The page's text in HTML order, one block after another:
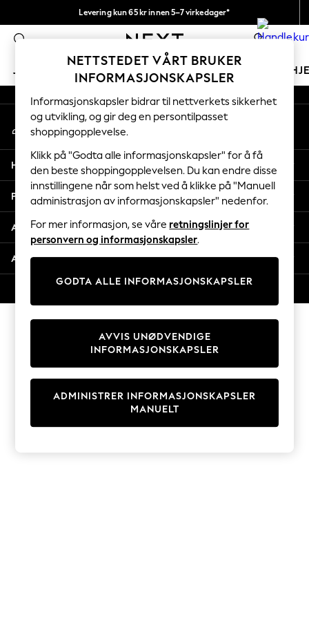
Levering kun 65 kr innen 5–7 virkedager*
Vi betaler alle tollavgifter 0
JENTER GUTTER BABY KVINNER
GIRLS
New In
50 - 92cm (0 - 24 months)
98 - 110cm (3 - 5 years)
116 - 134cm (6 - 9 years)
140 - 174cm (10 - 15+ years)
Trending: Top & Short Sets
Trending: Clogs
Toy Story
THE SET
Coats & Jackets
Sweatshirts & Hoodies
Knitwear
Cardigans
Dresses
Sets & Outfits
T-Shirts
An error occurred on client
Våre sosiale nettverk
Min konto
Logg inn på kontoen din
Hjelp
Personvern & Juridisk
Avdelinger
Andre tjenester
NETTSTEDET VÅRT BRUKER
INFORMASJONSKAPSLER
Informasjonskapsler bidrar til nettverkets sikkerhet
og utvikling, og gir deg en persontilpasset
shoppingopplevelse.
Klikk på "Godta alle informasjonskapsler" for å få
den beste shoppingopplevelsen. Du kan endre disse
innstillingene når som helst ved å klikke på "Manuell
administrasjon av informasjonskapsler" nedenfor.
For mer informasjon, se våre retningslinjer for
personvern og informasjonskapsler.
GODTA ALLE INFORMASJONSKAPSLER
ADMINISTRER INFORMASJONSKAPSLER
MANUELT
AVVIS UNØDVENDIGE
INFORMASJONSKAPSLER